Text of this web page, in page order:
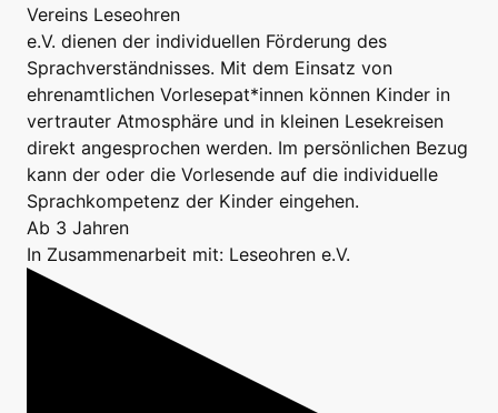
Vereins Leseohren
e.V. dienen der individuellen Förderung des
Sprachverständnisses. Mit dem Einsatz von
ehrenamtlichen Vorlesepat*innen können Kinder in
vertrauter Atmosphäre und in kleinen Lesekreisen
direkt angesprochen werden. Im persönlichen Bezug
kann der oder die Vorlesende auf die individuelle
Sprachkompetenz der Kinder eingehen.
Ab 3 Jahren
In Zusammenarbeit mit: Leseohren e.V.